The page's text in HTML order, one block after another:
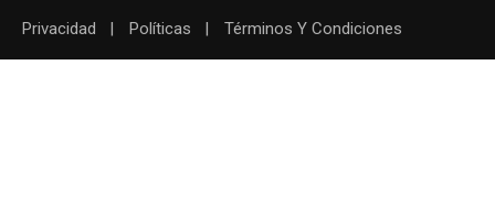
Privacidad Políticas Términos Y Condiciones